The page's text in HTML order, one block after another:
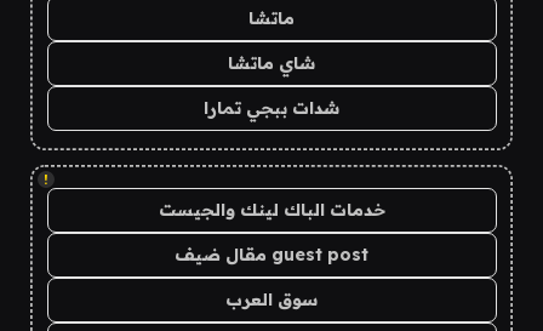
ماتشا
شاي ماتشا
شدات ببجي تمارا
!
خدمات الباك لينك والجيست
guest post مقال ضيف
سوق العرب